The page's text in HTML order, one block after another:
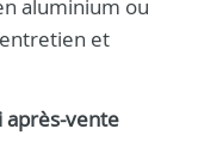
aluminium ou
et
après-vente